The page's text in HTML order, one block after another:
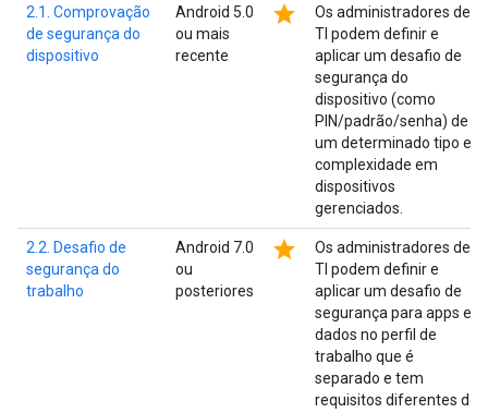
2.1. Comprovação
de segurança do
dispositivo
Android 5.0
ou mais
recente
star
Os administradores de
TI podem definir e
aplicar um desafio de
segurança do
dispositivo (como
PIN/padrão/senha) de
um determinado tipo e
complexidade em
dispositivos
gerenciados.
2.2. Desafio de
segurança do
trabalho
Android 7.0
ou
posteriores
star
Os administradores de
TI podem definir e
aplicar um desafio de
segurança para apps e
dados no perfil de
trabalho que é
separado e tem
requisitos diferentes do